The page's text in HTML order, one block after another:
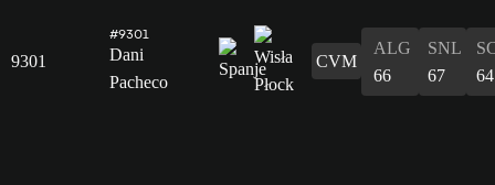
9301
#9301
Dani
Pacheco
CVM
ALG
66
SNL
67
64